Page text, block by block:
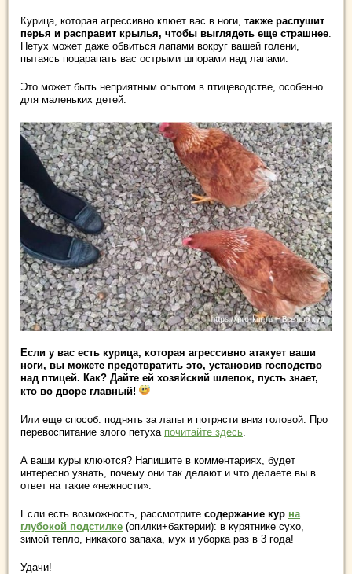
Курица, которая агрессивно клюет вас в ноги, также распушит
перья и расправит крылья, чтобы выглядеть еще страшнее
Петух может даже обвиться лапами вокруг вашей голени,
пытаясь поцарапать вас острыми шпорами над лапами.
Это может быть неприятным опытом в птицеводстве, особенно
для маленьких детей.
Если у вас есть курица, которая агрессивно атакует ваши
ноги, вы можете предотвратить это, установив господство
над птицей. Как? Дайте ей хозяйский шлепок, пусть знает,
кто во дворе главный!
Или еще способ: поднять за лапы и потрясти вниз головой. Про
перевоспитание злого петуха почитайте здесь
А ваши куры клюются? Напишите в комментариях, будет
интересно узнать, почему они так делают и что делаете вы в
ответ на такие «нежности».
Если есть возможность, рассмотрите содержание кур на
глубокой подстилке (опилки+бактерии): в курятнике сухо,
зимой тепло, никакого запаха, мух и уборка раз в 3 года!
Удачи!